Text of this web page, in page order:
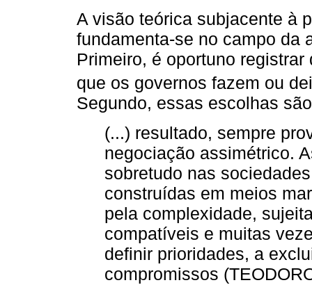
A visão teórica subjacente à
fundamenta-se no campo da
Primeiro, é oportuno
que os governos fazem ou
Segundo, essas escolhas são
(...) resultado, sempre
negociação assimétrico.
sobretudo nas
construídas em meios
pela complexidade,
compatíveis e muitas
definir prioridades, a
compromissos